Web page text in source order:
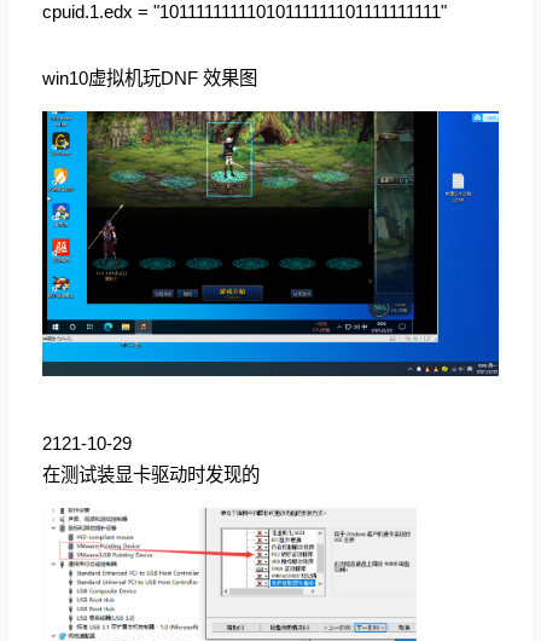
cpuid.1.edx = "10111111111010111111101111111111"
win10虚拟机玩DNF 效果图
2121-10-29
在测试装显卡驱动时发现的